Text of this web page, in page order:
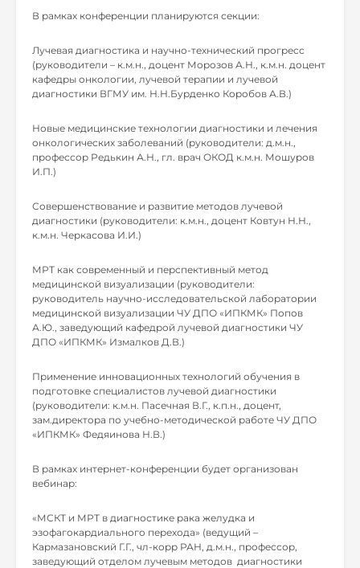
В рамках конференции планируются секции:
Лучевая диагностика и научно-технический прогресс
(руководители – к.м.н., доцент Морозов А.Н., к.м.н. доцент
кафедры онкологии, лучевой терапии и лучевой
диагностики ВГМУ им. Н.Н.Бурденко Коробов А.В.)
Новые медицинские технологии диагностики и лечения
онкологических заболеваний (руководители: д.м.н.,
профессор Редькин А.Н., гл. врач ОКОД к.м.н. Мошуров
И.П.)
Совершенствование и развитие методов лучевой
диагностики (руководители: к.м.н., доцент Ковтун Н.Н.,
к.м.н. Черкасова И.И.)
МРТ как современный и перспективный метод
медицинской визуализации (руководители:
руководитель научно-исследовательской лаборатории
медицинской визуализации ЧУ ДПО «ИПКМК» Попов
А.Ю., заведующий кафедрой лучевой диагностики ЧУ
ДПО «ИПКМК» Измалков Д.В.)
Применение инновационных технологий обучения в
подготовке специалистов лучевой диагностики
(руководители: к.м.н. Пасечная В.Г., к.п.н., доцент,
зам.директора по учебно-методической работе ЧУ ДПО
«ИПКМК» Федяинова Н.В.)
В рамках интернет-конференции будет организован
вебинар:
«МСКТ и МРТ в диагностике рака желудка и
эзофагокардиального перехода» (ведущий –
Кармазановский Г.Г., чл-корр РАН, д.м.н., профессор,
заведующий отделом лучевым методов диагностики